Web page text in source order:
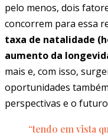
pelo menos, dois
concorrem para essa
taxa de natalidade
aumento da
mais e, com isso,
oportunidades
perspectivas e o
“tendo em vista